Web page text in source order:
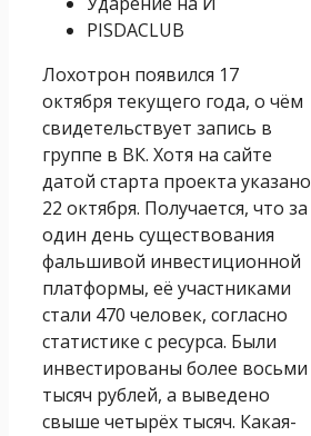
PISDACLUB
Лохотрон появился 17
октября текущего года, о чём
свидетельствует запись в
группе в ВК. Хотя на сайте
датой старта проекта указано
22 октября. Получается, что за
один день существования
фальшивой инвестиционной
платформы, её участниками
стали 470 человек, согласно
статистике с ресурса. Были
инвестированы более восьми
тысяч рублей, а выведено
свыше четырёх тысяч. Какая-